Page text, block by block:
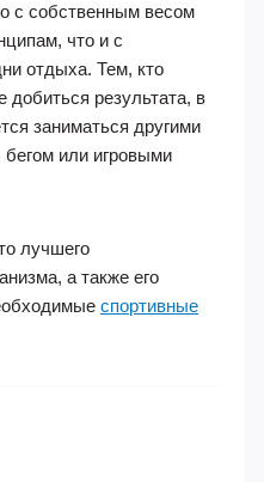
с собственным весом
что и с
отдыха. Тем, кто
добиться результата, в
заниматься другими
бегом или игровыми
лучшего
а также его
спортивные